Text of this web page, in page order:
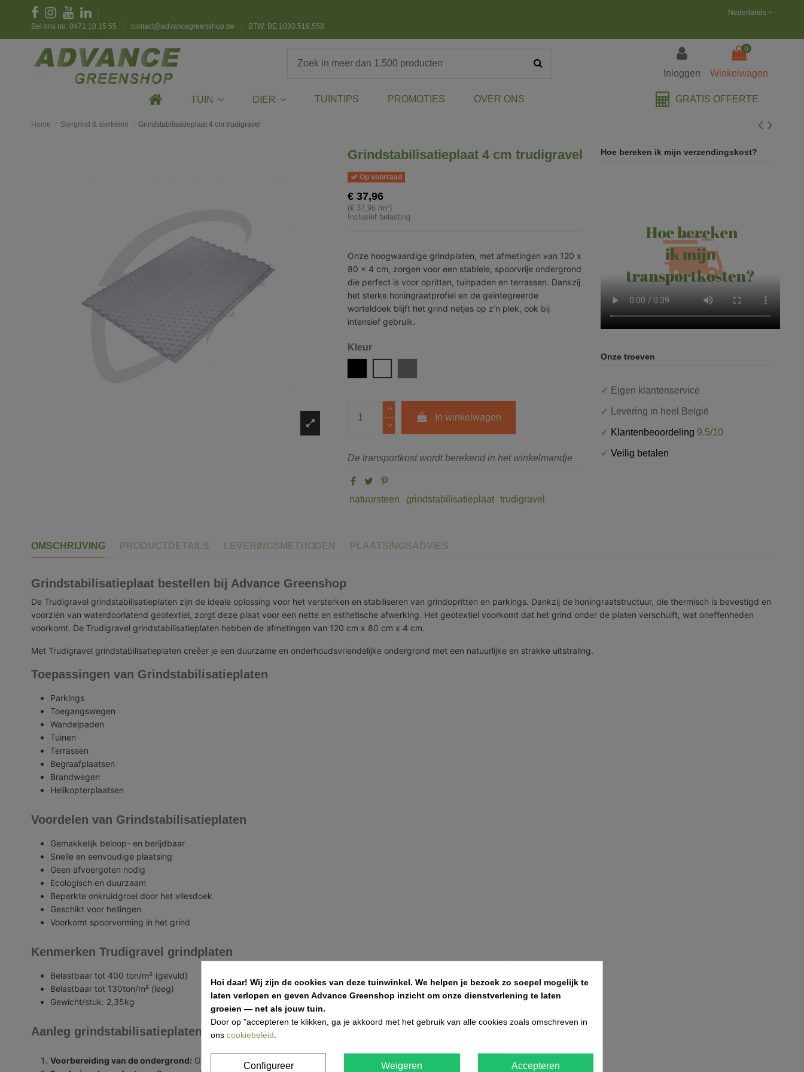
Bel ons nu: 0471 10 15 55 contact@advancegreenshop.be BTW: BE 1033.519.558
Nederlands
Inloggen
0
Winkelwagen
TUIN DIER TUINTIPS PROMOTIES OVER ONS GRATIS OFFERTE
Home Siergrind & sierkeien Grindstabilisatieplaat 4 cm trudigravel
Grindstabilisatieplaat 4 cm trudigravel
Op voorraad
€ 37,96
(€ 37,96 /m²)
Inclusief belasting
Onze hoogwaardige grindplaten, met afmetingen van 120 x
80 x 4 cm, zorgen voor een stabiele, spoorvrije ondergrond
die perfect is voor opritten, tuinpaden en terrassen. Dankzij
het sterke honingraatprofiel en de geïntegreerde
worteldoek blijft het grind netjes op z’n plek, ook bij
intensief gebruik.
Kleur
In winkelwagen
De transportkost wordt berekend in het winkelmandje
natuursteen grindstabilisatieplaat trudigravel
Hoe bereken ik mijn verzendingskost?
Onze troeven
✓ Eigen klantenservice
✓ Levering in heel België
✓ Klantenbeoordeling 9.5/10
✓Veilig betalen
OMSCHRIJVING PRODUCTDETAILS LEVERINGSMETHODEN PLAATSINGSADVIES
Grindstabilisatieplaat bestellen bij Advance Greenshop
De Trudigravel grindstabilisatieplaten zijn de ideale oplossing voor het versterken en stabiliseren van grindopritten en parkings. Dankzij de honingraatstructuur, die thermisch is bevestigd en
voorzien van waterdoorlatend geotextiel, zorgt deze plaat voor een nette en esthetische afwerking. Het geotextiel voorkomt dat het grind onder de platen verschuift, wat oneffenheden
voorkomt. De Trudigravel grindstabilisatieplaten hebben de afmetingen van 120 cm x 80 cm x 4 cm.
Met Trudigravel grindstabilisatieplaten creëer je een duurzame en onderhoudsvriendelijke ondergrond met een natuurlijke en strakke uitstraling.
Toepassingen van Grindstabilisatieplaten
Parkings
Toegangswegen
Wandelpaden
Tuinen
Terrassen
Begraafplaatsen
Brandwegen
Helikopterplaatsen
Voordelen van Grindstabilisatieplaten
Gemakkelijk beloop- en berijdbaar
Snelle en eenvoudige plaatsing
Geen afvoergoten nodig
Ecologisch en duurzaam
Beperkte onkruidgroei door het vliesdoek
Geschikt voor hellingen
Voorkomt spoorvorming in het grind
Kenmerken Trudigravel grindplaten
Belastbaar tot 400 ton/m² (gevuld)
Belastbaar tot 130ton/m² (leeg)
Gewicht/stuk: 2,35kg
Aanleg grindstabilisatieplaten
Voorbereiding van de ondergrond: Graaf de ondergrond uit tot 25–35 cm diep en zorg voor een lichte afschot (±2%) voor waterafvoer.
Hoi daar! Wij zijn de cookies van deze tuinwinkel. We helpen je bezoek zo soepel mogelijk te
laten verlopen en geven Advance Greenshop inzicht om onze dienstverlening te laten
groeien — net als jouw tuin.
Door op "accepteren te klikken, ga je akkoord met het gebruik van alle cookies zoals omschreven in
ons cookiebeleid
Configureer Weigeren Accepteren